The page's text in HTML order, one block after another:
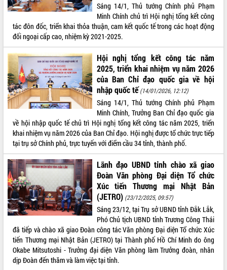
Khám bệnh, cấp phát thuốc miễn phí
và tặng quà người dân xã Cư Pui
Hội nghị UBND tỉnh Đắk Lắk thường kỳ
tháng 7/2026
Lễ truy tặng danh hiệu “Bà Mẹ Việt
Nam Anh hùng” và trao Huân chương
Lao động
UBND tỉnh Đắk Lắk triển khai nhiệm
vụ 6 tháng cuối năm 2026
Kỳ họp thứ Hai, Hội đồng nhân dân
tỉnh khóa XI quyết nghị nhiều nội dung
quan trọng
Bí thư Tỉnh ủy Lương Nguyễn Minh
Triết thăm, tặng quà người có công với
cách mạng
Rà soát, hoàn thiện hệ thống thiết chế
văn hóa, thể thao đáp ứng yêu cầu
phát triển mới
Thường trực HĐND tỉnh Đắk Lắk gặp
mặt Đoàn chuyên gia y tế TP. Hồ Chí
Minh
Lễ truy điệu và an táng hài cốt liệt sĩ
tại Nghĩa trang Liệt sĩ xã Sơn Hòa
ALBUM ẢNH
LIÊN KẾT WEB
THỐNG KÊ TRUY CẬP
Hôm nay: 26856
Sáng 14/1, Thủ tướng Chính phủ Phạm
Minh Chính chủ trì Hội nghị tổng kết công
tác đôn đốc, triển khai thỏa thuận, cam kết quốc tế trong các hoạt động
đối ngoại cấp cao, nhiệm kỳ 2021-2025.
Hội nghị tổng kết công tác năm
2025, triển khai nhiệm vụ năm 2026
của Ban Chỉ đạo quốc gia về hội
nhập quốc tế (14/01/2026, 12:12)
Sáng 14/1, Thủ tướng Chính phủ Phạm
Minh Chính, Trưởng Ban Chỉ đạo quốc gia
về hội nhập quốc tế chủ trì Hội nghị tổng kết công tác năm 2025, triển
khai nhiệm vụ năm 2026 của Ban Chỉ đạo. Hội nghị được tổ chức trực tiếp
tại trụ sở Chính phủ, trực tuyến với điểm cầu 34 tỉnh, thành phố.
Lãnh đạo UBND tỉnh chào xã giao
Đoàn Văn phòng Đại diện Tổ chức
Xúc tiến Thương mại Nhật Bản
(JETRO) (23/12/2025, 09:57)
Sáng 23/12, tại Trụ sở UBND tỉnh Đắk Lắk,
Phó Chủ tịch UBND tỉnh Trương Công Thái
đã tiếp và chào xã giao Đoàn công tác Văn phòng Đại diện Tổ chức Xúc
tiến Thương mại Nhật Bản (JETRO) tại Thành phố Hồ Chí Minh do ông
Okabe Mitsutoshi - Trưởng đại diện Văn phòng làm Trưởng đoàn, nhân
dịp Đoàn đến thăm và làm việc tại tỉnh.